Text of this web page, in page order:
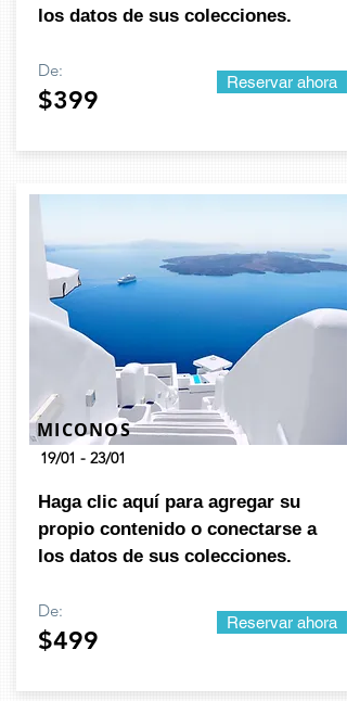
los datos de sus colecciones.
De:
$399
Reservar ahora
MICONOS
19/01 - 23/01
Haga clic aquí para agregar su
propio contenido o conectarse a
los datos de sus colecciones.
De:
$499
Reservar ahora
Building a B2B Website
with